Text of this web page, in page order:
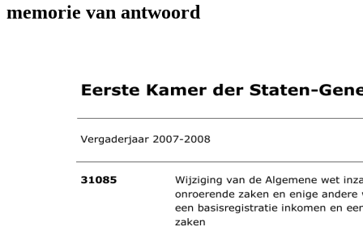
memorie van antwoord